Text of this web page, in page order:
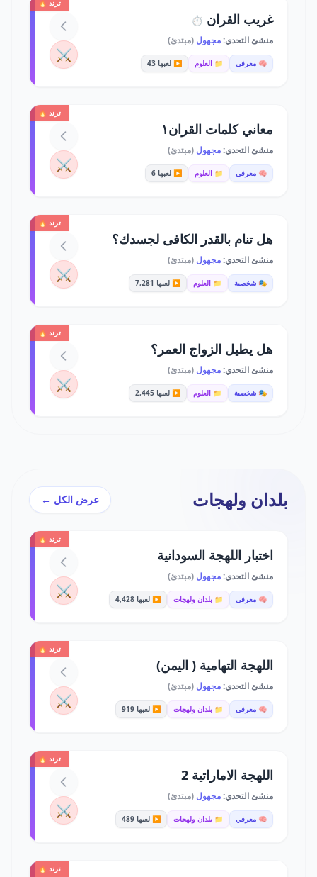
ترند 🔥
غريب القران ⏱️
منشئ التحدي:مجهول (مبتدئ)
🧠 معرفي 📁 العلوم ▶️ لعبها 43 ⚔️
ترند 🔥
معاني كلمات القران١
منشئ التحدي:مجهول (مبتدئ)
🧠 معرفي 📁 العلوم ▶️ لعبها 6 ⚔️
ترند 🔥
هل تنام بالقدر الكافى لجسدك؟
منشئ التحدي:مجهول (مبتدئ)
🎭 شخصية 📁 العلوم ▶️ لعبها 7,281 ⚔️
ترند 🔥
هل يطيل الزواج العمر؟
منشئ التحدي:مجهول (مبتدئ)
🎭 شخصية 📁 العلوم ▶️ لعبها 2,445 ⚔️
بلدان ولهجات عرض الكل ←
ترند 🔥
اختبار اللهجة السودانية
منشئ التحدي:مجهول (مبتدئ)
🧠 معرفي 📁 بلدان ولهجات ▶️ لعبها 4,428 ⚔️
ترند 🔥
اللهجة التهامية ( اليمن)
منشئ التحدي:مجهول (مبتدئ)
🧠 معرفي 📁 بلدان ولهجات ▶️ لعبها 919 ⚔️
ترند 🔥
اللهجة الاماراتية 2
منشئ التحدي:مجهول (مبتدئ)
🧠 معرفي 📁 بلدان ولهجات ▶️ لعبها 489 ⚔️
ترند 🔥